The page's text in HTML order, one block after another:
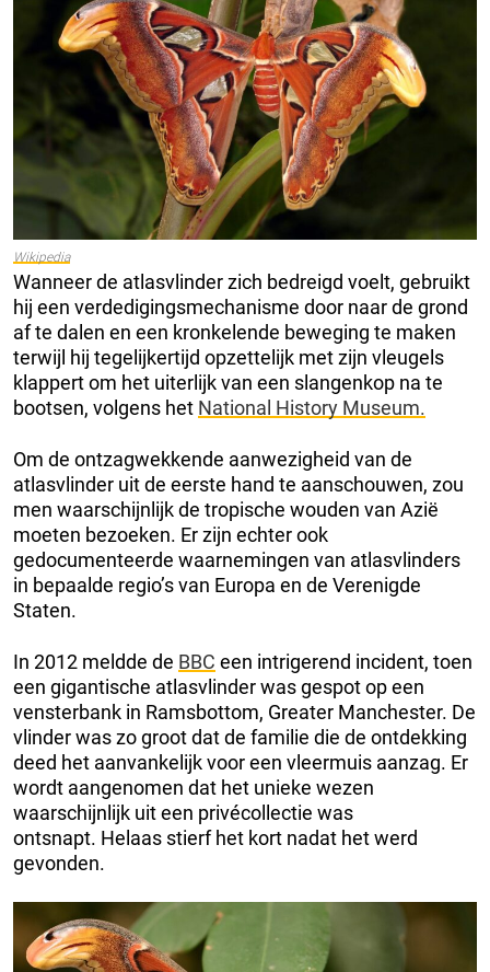
Wikipedia
Wanneer de atlasvlinder zich bedreigd voelt, gebruikt
hij een verdedigingsmechanisme door naar de grond
af te dalen en een kronkelende beweging te maken
terwijl hij tegelijkertijd opzettelijk met zijn vleugels
klappert om het uiterlijk van een slangenkop na te
bootsen, volgens het National History Museum.
Om de ontzagwekkende aanwezigheid van de
atlasvlinder uit de eerste hand te aanschouwen, zou
men waarschijnlijk de tropische wouden van Azië
moeten bezoeken. Er zijn echter ook
gedocumenteerde waarnemingen van atlasvlinders
in bepaalde regio’s van Europa en de Verenigde
Staten.
In 2012 meldde de BBC een intrigerend incident, toen
een gigantische atlasvlinder was gespot op een
vensterbank in Ramsbottom, Greater Manchester. De
vlinder was zo groot dat de familie die de ontdekking
deed het aanvankelijk voor een vleermuis aanzag. Er
wordt aangenomen dat het unieke wezen
waarschijnlijk uit een privécollectie was
ontsnapt. Helaas stierf het kort nadat het werd
gevonden.